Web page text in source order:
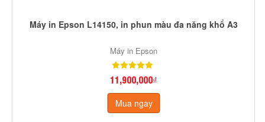
Máy in Epson L14150, in phun màu đa năng khổ A3
Máy in Epson
11,900,000₫
Mua ngay